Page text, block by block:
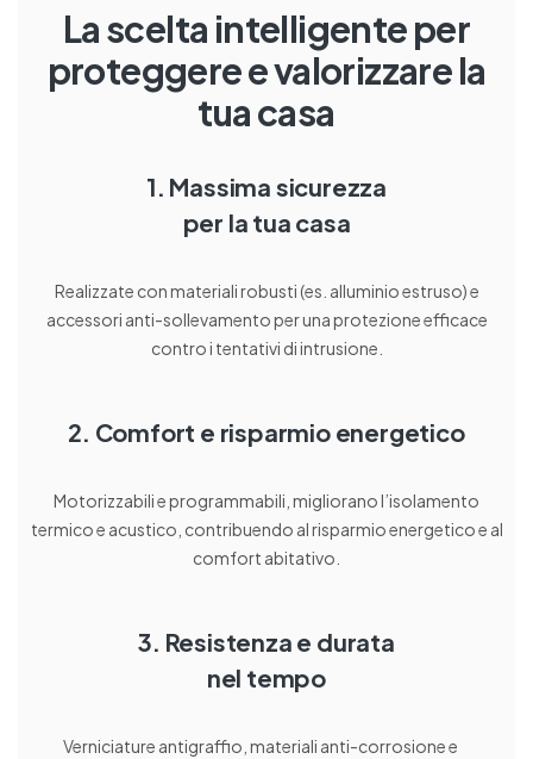
La scelta intelligente per
proteggere e valorizzare la
tua casa
1. Massima sicurezza
per la tua casa
Realizzate con materiali robusti (es. alluminio estruso) e
accessori anti-sollevamento per una protezione efficace
contro i tentativi di intrusione.
2. Comfort e risparmio energetico
Motorizzabili e programmabili, migliorano l’isolamento
termico e acustico, contribuendo al risparmio energetico e al
comfort abitativo.
3. Resistenza e durata
nel tempo
Verniciature antigraffio, materiali anti-corrosione e